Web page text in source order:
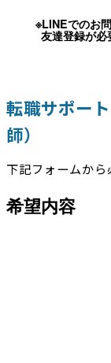
※LINEでのお
友達登録が必
転職サポー
師）
下記フォームから
希望内容